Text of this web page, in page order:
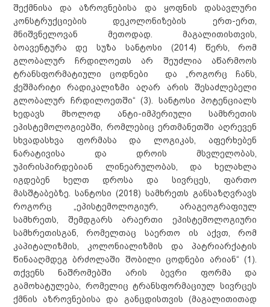
შექმნისა და აზროვნებისა და ყოფნის დასავლური
კონსტრუქციების დეკოლონიზების ერთ-ერთ,
მნიშვნელოვან მეთოდად. მაგალითისთვის,
ბოავენტურა დე სუზა სანტოსი (2014) წერს, რომ
გლობალურ ჩრდილოეთს არ შეუძლია აწარმოოს
ტრანსფორმატიული ცოდნები და „როგორც ჩანს,
ჭეშმარიტი რადიკალიზმი აღარ არის შესაძლებელი
გლობალურ ჩრდილოეთში“ (3). სანტოსი პოტენციალს
ხედავს მხოლოდ ანტი-იმპერიული სამხრეთის
ეპისტემოლოგიებში, რომლებიც ერთმანეთში აღრევენ
სხვადასხვა ფორმასა და ლოგიკას, აფერხებენ
ნარატივისა და დროის მსვლელობას,
უპირისპირდებიან ლინეარულობას, და ხელახლა
იგდებენ ხელთ დროსა და სივრცეს, ფართო
მასშტაბებზე. სანტოსი (2018) სამხრეთს განსაზღვრავს
როგორც „ეპისტემოლოგიურ, არაგეოგრაფიულ
სამხრეთს, შემდგარს არაერთი ეპისტემოლოგიური
სამხრეთისგან, რომელთაც საერთო ის აქვთ, რომ
კაპიტალიზმის, კოლონიალიზმის და პატრიარქატის
წინააღმდეგ ბრძოლაში შობილი ცოდნები არიან“ (1).
თქვენს ნაშრომებში არის ბევრი ფორმა და
გამოხატულება, რომელიც ტრანსფორმაციულ სივრცეს
ქმნის აზროვნებისა და განცდისთვის (მაგალითითად